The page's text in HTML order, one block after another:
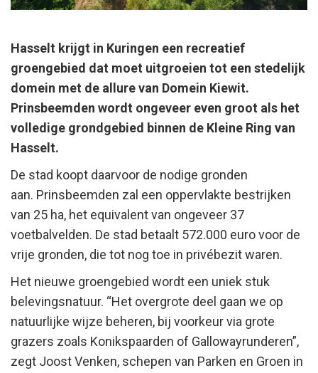
Hasselt krijgt in Kuringen een recreatief
groengebied dat moet uitgroeien tot een stedelijk
domein met de allure van Domein Kiewit.
Prinsbeemden wordt ongeveer even groot als het
volledige grondgebied binnen de Kleine Ring van
Hasselt.
De stad koopt daarvoor de nodige gronden
aan. Prinsbeemden zal een oppervlakte bestrijken
van 25 ha, het equivalent van ongeveer 37
voetbalvelden. De stad betaalt 572.000 euro voor de
vrije gronden, die tot nog toe in privébezit waren.
Het nieuwe groengebied wordt een uniek stuk
belevingsnatuur. “Het overgrote deel gaan we op
natuurlijke wijze beheren, bij voorkeur via grote
grazers zoals Konikspaarden of Gallowayrunderen”,
zegt Joost Venken, schepen van Parken en Groen in